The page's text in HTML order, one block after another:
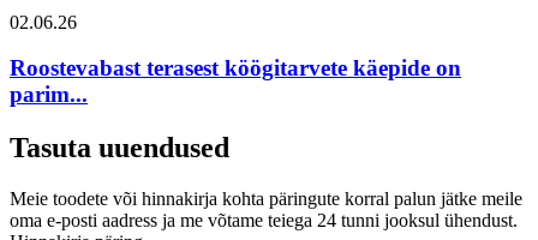
02.06.26
Roostevabast terasest köögitarvete käepide on
parim...
Tasuta uuendused
Meie toodete või hinnakirja kohta päringute korral palun jätke meile
oma e-posti aadress ja me võtame teiega 24 tunni jooksul ühendust.